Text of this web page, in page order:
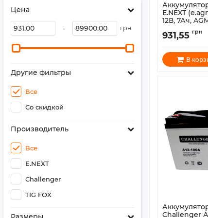
Цена
- грн
Другие фильтры
Все
Со скидкой
Производитель
Все
E.NEXT
Challenger
TIG FOX
E.NEXT
12В, 7Ач,
s072001
931,55 грн
В
Challenger